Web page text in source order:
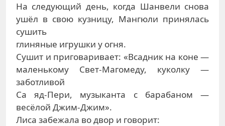
На следующий день, когда Шанвели снова
ушёл в свою кузницу, Мангюли принялась
сушить
глиняные игрушки у огня.
Сушит и приговаривает: «Всадник на коне —
маленькому Свет-Магомеду, куколку —
заботливой
Са яд-Пери, музыканта с барабаном —
весёлой Джим-Джим».
Лиса забежала во двор и говорит: